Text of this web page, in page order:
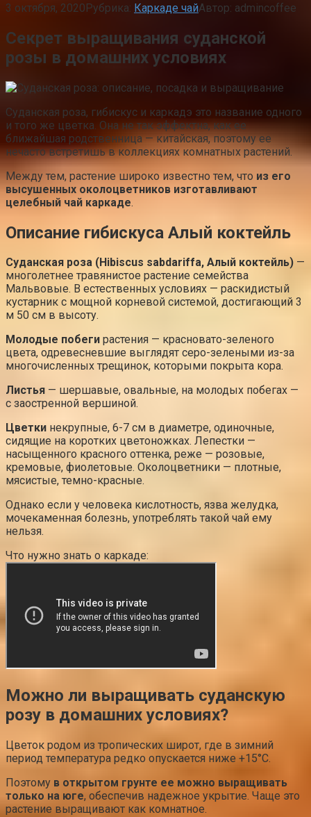
3 октября, 2020Рубрика: Каркаде чайАвтор: admincoffee
Секрет выращивания суданской
розы в домашних условиях
Суданская роза, гибискус и каркадэ это название одного
и того же цветка. Она не так эффектна, как ее
ближайшая родственница — китайская, поэтому ее
нечасто встретишь в коллекциях комнатных растений.
Между тем, растение широко известно тем, что из его
высушенных околоцветников изготавливают
целебный чай каркаде.
Описание гибискуса Алый коктейль
Суданская роза (Hibiscus sabdariffa, Алый коктейль) —
многолетнее травянистое растение семейства
Мальвовые. В естественных условиях — раскидистый
кустарник с мощной корневой системой, достигающий 3
м 50 см в высоту.
Молодые побеги растения — красновато-зеленого
цвета, одревесневшие выглядят серо-зелеными из-за
многочисленных трещинок, которыми покрыта кора.
Листья — шершавые, овальные, на молодых побегах —
с заостренной вершиной.
Цветки некрупные, 6-7 см в диаметре, одиночные,
сидящие на коротких цветоножках. Лепестки —
насыщенного красного оттенка, реже — розовые,
кремовые, фиолетовые. Околоцветники — плотные,
мясистые, темно-красные.
Однако если у человека кислотность, язва желудка,
мочекаменная болезнь, употреблять такой чай ему
нельзя.
Что нужно знать о каркаде:
Можно ли выращивать суданскую
розу в домашних условиях?
Цветок родом из тропических широт, где в зимний
период температура редко опускается ниже +15°C.
Поэтому в открытом грунте ее можно выращивать
только на юге, обеспечив надежное укрытие. Чаще это
растение выращивают как комнатное.